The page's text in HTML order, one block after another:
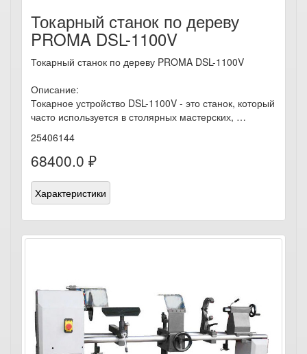
Токарный станок по дереву
PROMA DSL-1100V
Токарный станок по дереву PROMA DSL-1100V
Описание:
Токарное устройство DSL-1100V - это станок, который
часто используется в столярных мастерских, …
25406144
68400.0 ₽
Характеристики